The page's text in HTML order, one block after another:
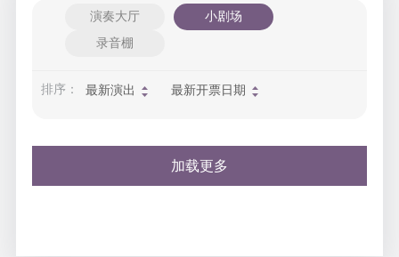
演奏大厅
小剧场
录音棚
排序： 最新演出 最新开票日期
加载更多